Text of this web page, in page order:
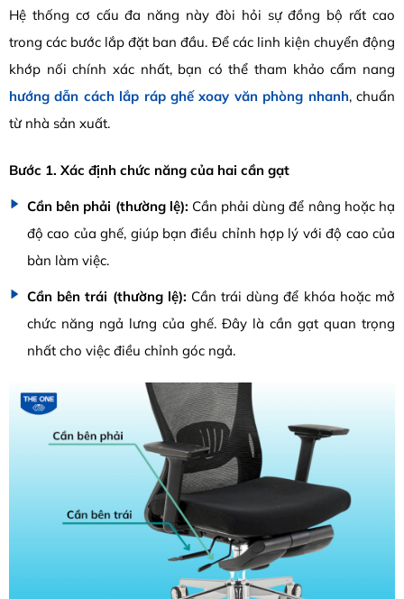
Hệ thống cơ cấu đa năng này đòi hỏi sự đồng bộ rất cao
trong các bước lắp đặt ban đầu. Để các linh kiện chuyển động
khớp nối chính xác nhất, bạn có thể tham khảo cẩm nang
hướng dẫn cách lắp ráp ghế xoay văn phòng nhanh, chuẩn
từ nhà sản xuất.
Bước 1. Xác định chức năng của hai cần gạt
Cần bên phải (thường lệ): Cần phải dùng để nâng hoặc hạ
độ cao của ghế, giúp bạn điều chỉnh hợp lý với độ cao của
bàn làm việc.
Cần bên trái (thường lệ): Cần trái dùng để khóa hoặc mở
chức năng ngả lưng của ghế. Đây là cần gạt quan trọng
nhất cho việc điều chỉnh góc ngả.